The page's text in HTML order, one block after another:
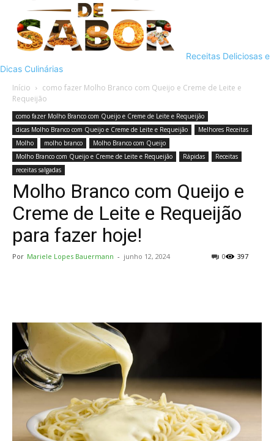
Receitas Deliciosas e
Dicas Culinárias
Início
como fazer Molho Branco com Queijo e Creme de Leite e
Requeijão
como fazer Molho Branco com Queijo e Creme de Leite e Requeijão
dicas Molho Branco com Queijo e Creme de Leite e Requeijão
Melhores Receitas
Molho
molho branco
Molho Branco com Queijo
Molho Branco com Queijo e Creme de Leite e Requeijão
Rápidas
Receitas
receitas salgadas
Molho Branco com Queijo e
Creme de Leite e Requeijão
para fazer hoje!
Por Mariele Lopes Bauermann - junho 12, 2024 397
0